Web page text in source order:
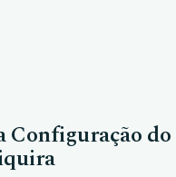
Configuração do